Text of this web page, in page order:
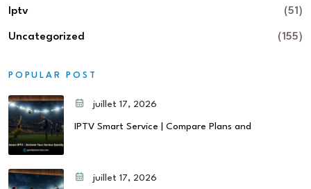
Iptv (51)
Uncategorized (155)
POPULAR POST
juillet 17, 2026
IPTV Smart Service | Compare Plans and
juillet 17, 2026